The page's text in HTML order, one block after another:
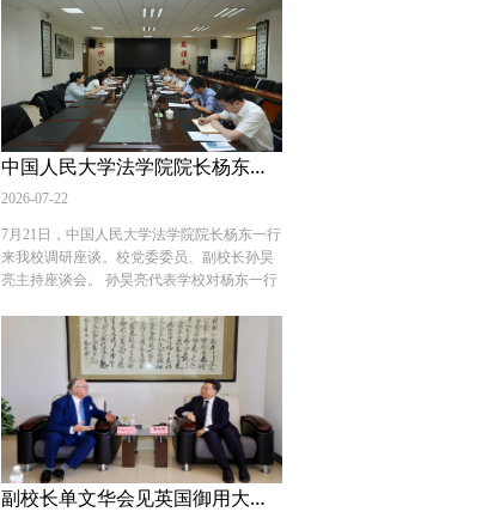
作高校的代表一同共商教育援疆举措。
在“学科提质·产教聚力·数智赋能·文旅兴
边”边疆高校发展研讨会上，孙昊亮介绍了我
校财经类专业的建设举措，梳理了专业的优
势特色，并与中央财经大学、上海财经大
学、西南财经大学等院校的代表，围绕人工
智能时代的学科专业重构、“新财经”复合型
人才培养、数字化科教平台共建等议题展开
了深入交流。 我校作为对口支援协作高校，
向西部边疆高校的又一次协同联动。学校将
以本次会议为契机，在专业建设、人才培
养、科研合作、服务地方等方面积极作为，
为教育援疆、文化润疆贡献西法大力量。
（供稿：教务处 撰稿：李振林 审核：董玮）
中国人民大学法学院院长杨东一行来校调研座谈
2026-07-22
7月21日，中国人民大学法学院院长杨东一行
来我校调研座谈。校党委委员、副校长孙昊
亮主持座谈会。 孙昊亮代表学校对杨东一行
期以来给予我校的支持帮助表示感谢，并介
绍了学校基本情况。他表示，中国人民大学
法学院在教学科研、学科建设等方面积淀丰
厚，希望双方在人才培养、科研创新等方面
加强合作，拓宽青年法学人才深造渠道，协
同推进法学学科创新发展，共同为法治中国
建设作出更大贡献。 杨东对学校的周到接待
表示感谢。他表示，中国人民大学与西北政
法大学同根同源，陕北公学的红色根脉是两
副校长单文华会见英国御用大律师菲利普·哈克特先生一行